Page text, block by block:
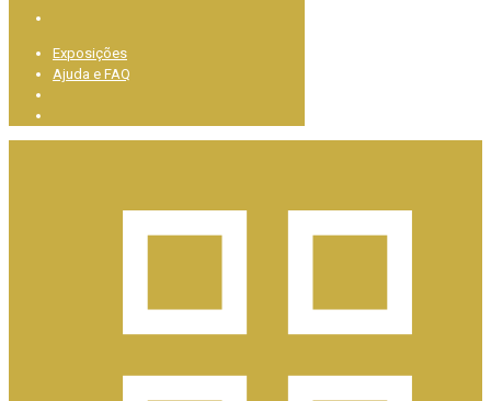
Exposições
Ajuda e FAQ